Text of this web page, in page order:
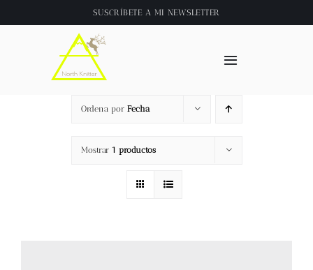
al
SUSCRÍBETE A MI NEWSLETTER
Toggle
About
Tienda
Ordena por Fecha
Mostrar 1 productos